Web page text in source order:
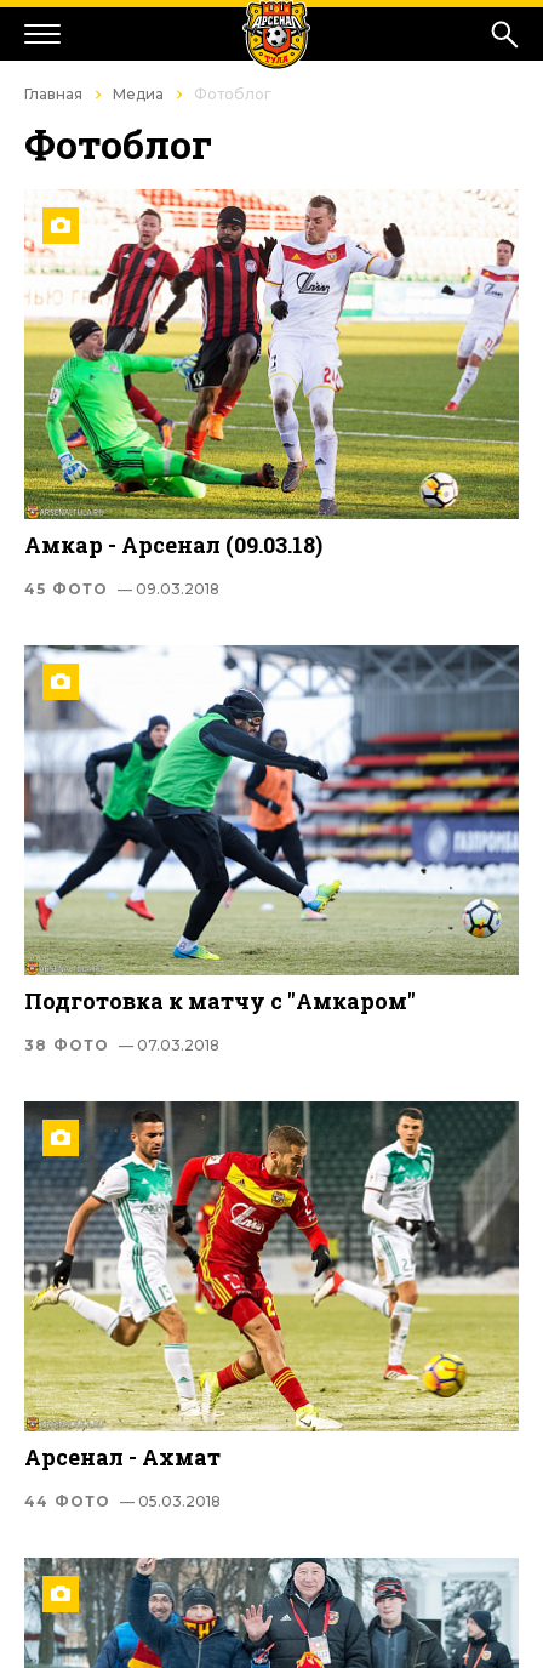
Главная Медиа Фотоблог
Фотоблог
Амкар - Арсенал (09.03.18)
45 ФОТО — 09.03.2018
Подготовка к матчу с "Амкаром"
38 ФОТО — 07.03.2018
Арсенал - Ахмат
44 ФОТО — 05.03.2018